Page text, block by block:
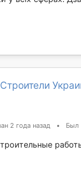
2 года назад • Был